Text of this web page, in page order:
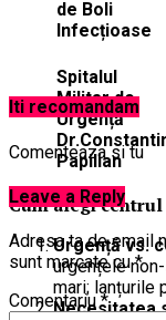
de Boli
Infecțioase
Spitalul
Militar de
Urgență
Papilian
Cum alegi
Urgență vs.
urgențele
mari; lanțurile
Necesitatea
Iti recomandam
Comenteaza si tu
Leave a Reply
Adresa ta de email
sunt marcate cu*
Comentariu*